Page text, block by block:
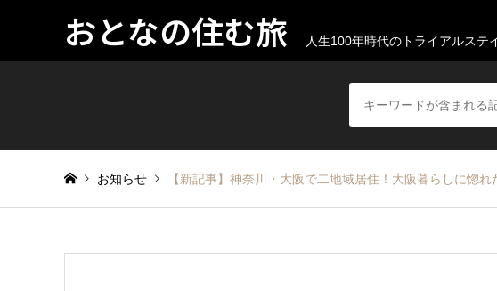
おとなの住む旅 人生100年時代のトライアルステ
お知らせ 【新記事】神奈川・大阪で二地域居住！大阪暮らしに惚